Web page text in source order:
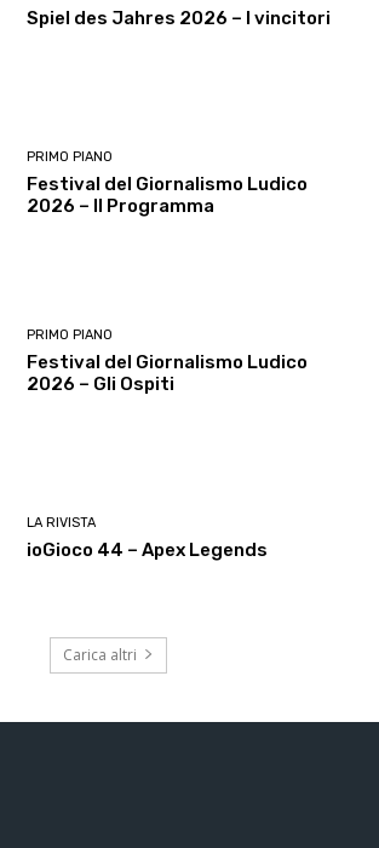
Spiel des Jahres 2026 – I vincitori
PRIMO PIANO
Festival del Giornalismo Ludico
2026 – Il Programma
PRIMO PIANO
Festival del Giornalismo Ludico
2026 – Gli Ospiti
LA RIVISTA
ioGioco 44 – Apex Legends
Carica altri